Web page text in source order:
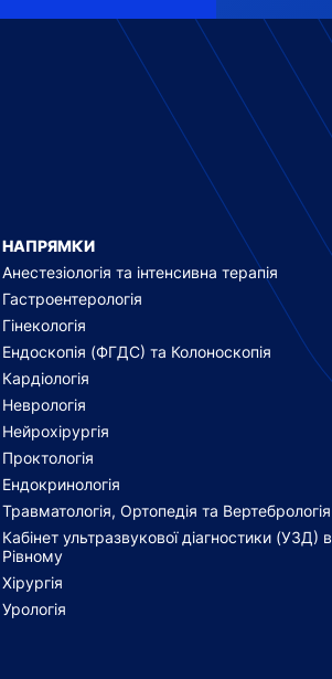
НАПРЯМКИ
Анестезіологія та інтенсивна терапія
Гастроентерологія
Гінекологія
Ендоскопія (ФГДС) та Колоноскопія
Кардіологія
Неврологія
Нейрохірургія
Проктологія
Ендокринологія
Травматологія, Ортопедія та Вертебрологія
Кабінет ультразвукової діагностики (УЗД) в
Рівному
Хірургія
Урологія